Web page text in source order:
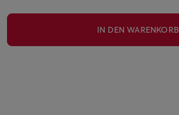
IN DEN WARENKORB